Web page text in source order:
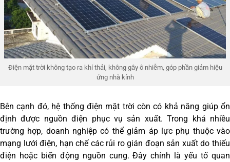
Điện mặt trời không tạo ra khí thải, không gây ô nhiễm, góp phần giảm hiệu
ứng nhà kính
Bên cạnh đó, hệ thống điện mặt trời còn có khả năng giúp ổn
định được nguồn điện phục vụ sản xuất. Trong khá nhiều
trường hợp, doanh nghiệp có thể giảm áp lực phụ thuộc vào
mạng lưới điện, hạn chế các rủi ro gián đoạn sản xuất do thiếu
điện hoặc biến động nguồn cung. Đây chính là yếu tố quan